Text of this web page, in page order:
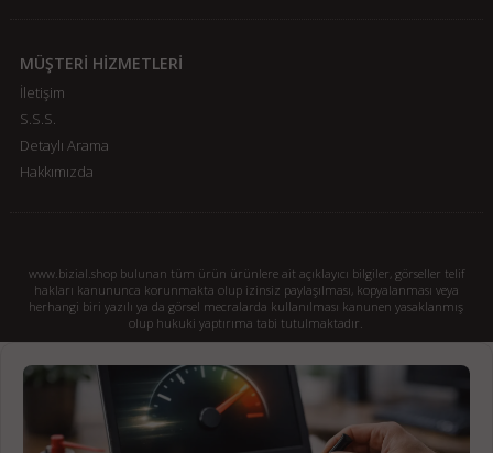
MÜŞTERİ HİZMETLERİ
İletişim
S.S.S.
Detaylı Arama
Hakkımızda
www.bizial.shop bulunan tüm ürün ürünlere ait açıklayıcı bilgiler, görseller telif
hakları kanununca korunmakta olup izinsiz paylaşılması, kopyalanması veya
herhangi biri yazılı ya da görsel mecralarda kullanılması kanunen yasaklanmış
olup hukuki yaptırıma tabi tutulmaktadır.